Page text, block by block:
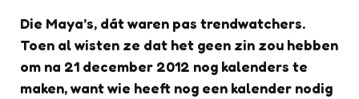
Die Maya’s, dát waren pas trendwatchers.
Toen al wisten ze dat het geen zin zou hebben
om na 21 december 2012 nog kalenders te
maken, want wie heeft nog een kalender nodig